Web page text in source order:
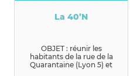
La 40’N
OBJET : réunir les
habitants de la rue de la
Quarantaine (Lyon 5) et